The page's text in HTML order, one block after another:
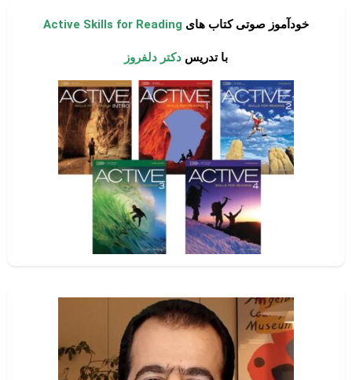
خودآموز صوتی کتاب های Active Skills for Reading
با تدریس دکتر دلفروز